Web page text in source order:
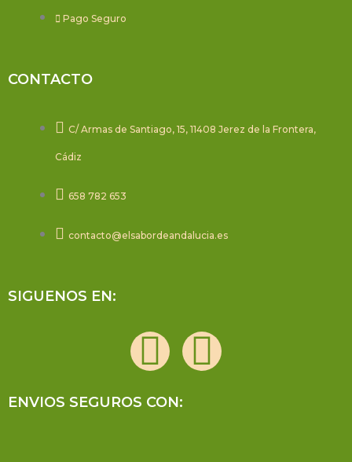
Pago Seguro
CONTACTO
C/ Armas de Santiago, 15, 11408 Jerez de la Frontera,
Cádiz
658 782 653
contacto@elsabordeandalucia.es
SIGUENOS EN:
F
a
I
ENVIOS SEGUROS CON: